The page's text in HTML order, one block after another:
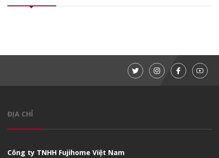
ĐỊA CHỈ
Công ty TNHH Fujihome Việt Nam